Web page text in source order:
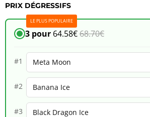
JNR
Alien
10K
Moon
PRIX DÉGRESSIFS
LE PLUS POPULAIRE
3 pour 64.58€68.70€
#1
#2
#3